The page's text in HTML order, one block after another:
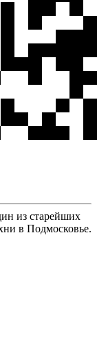
из старейших
в Подмосковье.